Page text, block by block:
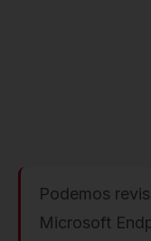
Podemos
Microsoft